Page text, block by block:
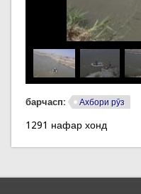
барчасп: Ахбори рӯз
1291 нафар хонд